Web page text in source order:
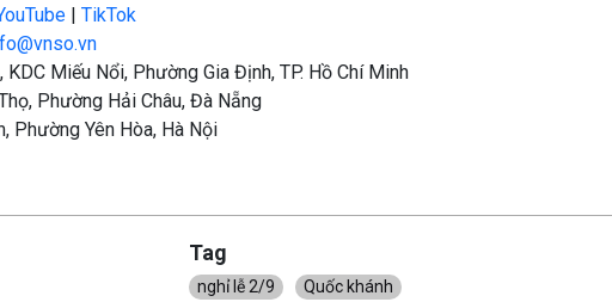
| TikTok
Miếu Nổi, Phường Gia Định, TP. Hồ Chí Minh
Phường Hải Châu, Đà Nẵng
Phường Yên Hòa, Hà Nội
Tag
nghỉ lễ 2/9 Quốc khánh